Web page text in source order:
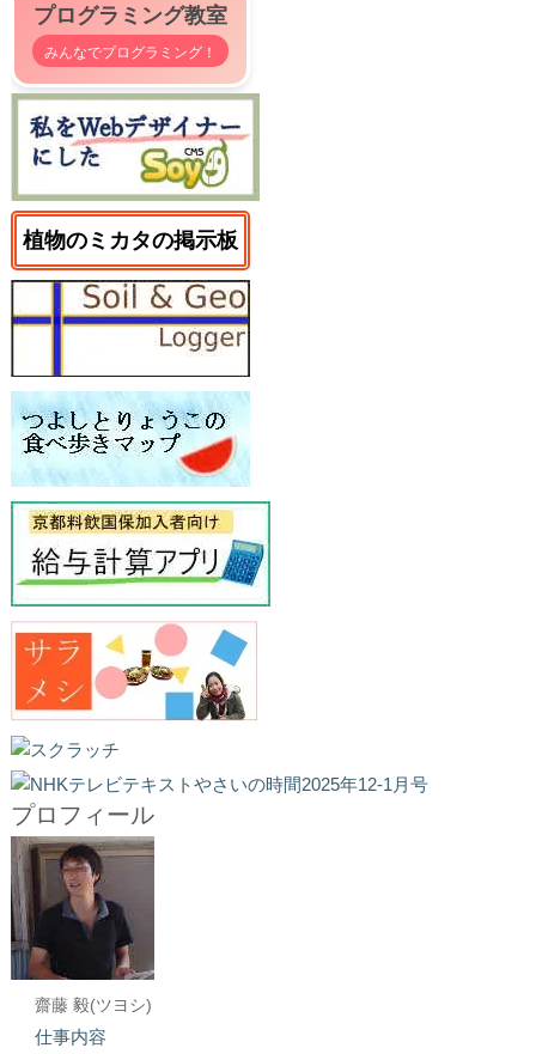
プログラミング教室
みんなでプログラミング！
植物のミカタの掲示板
プロフィール
齋藤 毅(ツヨシ)
仕事内容